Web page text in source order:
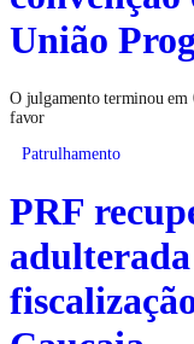
União
O julgamento terminou em
favor
Patrulhamento
PRF